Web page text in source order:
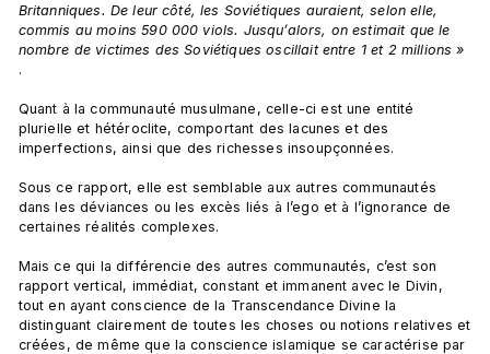
Britanniques. De leur côté, les Soviétiques auraient, selon elle,
commis au moins 590 000 viols. Jusqu’alors, on estimait que le
nombre de victimes des Soviétiques oscillait entre 1 et 2 millions »
.
Quant à la communauté musulmane, celle-ci est une entité
plurielle et hétéroclite, comportant des lacunes et des
imperfections, ainsi que des richesses insoupçonnées.
Sous ce rapport, elle est semblable aux autres communautés
dans les déviances ou les excès liés à l’ego et à l’ignorance de
certaines réalités complexes.
Mais ce qui la différencie des autres communautés, c’est son
rapport vertical, immédiat, constant et immanent avec le Divin,
tout en ayant conscience de la Transcendance Divine la
distinguant clairement de toutes les choses ou notions relatives et
créées, de même que la conscience islamique se caractérise par